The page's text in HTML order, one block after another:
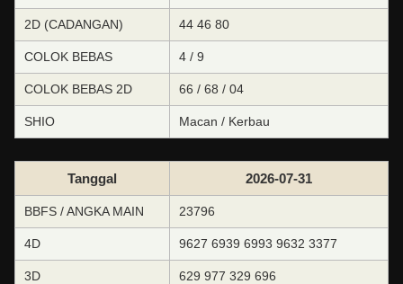
2D (CADANGAN) 44 46 80
COLOK BEBAS 4 / 9
COLOK BEBAS 2D 66 / 68 / 04
SHIO Macan / Kerbau
Tanggal 2026-07-31
BBFS / ANGKA MAIN 23796
4D 9627 6939 6993 9632 3377
3D 629 977 329 696